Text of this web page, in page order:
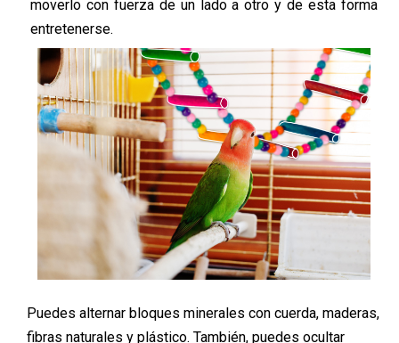
moverlo con fuerza de un lado a otro y de esta forma
entretenerse.
Puedes alternar bloques minerales con cuerda, maderas,
fibras naturales y plástico. También, puedes ocultar